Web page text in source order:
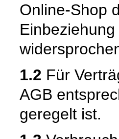
Online-Shop
1.2 Für
AGB
geregelt ist.